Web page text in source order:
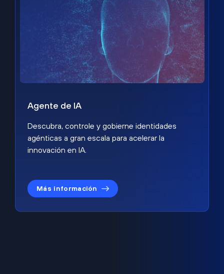
Agente de IA
Descubra, controle y gobierne identidades
agénticas a gran escala para acelerar la
innovación en IA.
Más información